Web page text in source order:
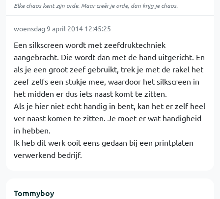
Elke chaos kent zijn orde. Maar creër je orde, dan krijg je chaos.
woensdag 9 april 2014 12:45:25
Een silkscreen wordt met zeefdruktechniek
aangebracht. Die wordt dan met de hand uitgericht. En
als je een groot zeef gebruikt, trek je met de rakel het
zeef zelfs een stukje mee, waardoor het silkscreen in
het midden er dus iets naast komt te zitten.
Als je hier niet echt handig in bent, kan het er zelf heel
ver naast komen te zitten. Je moet er wat handigheid
in hebben.
Ik heb dit werk ooit eens gedaan bij een printplaten
verwerkend bedrijf.
Tommyboy